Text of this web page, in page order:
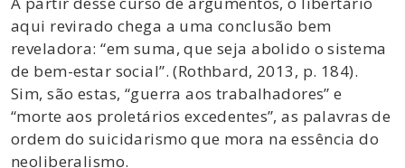
aqui revirado chega a uma conclusão bem
reveladora: “em suma, que seja abolido o sistema
de bem-estar social”. (Rothbard, 2013, p. 184).
Sim, são estas, “guerra aos trabalhadores” e
“morte aos proletários excedentes”, as palavras de
ordem do suicidarismo que mora na essência do
neoliberalismo.